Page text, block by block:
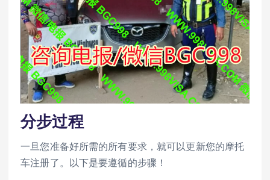
分步过程
一旦您准备好所需的所有要求，就可以更新您的摩托
车注册了。以下是要遵循的步骤！